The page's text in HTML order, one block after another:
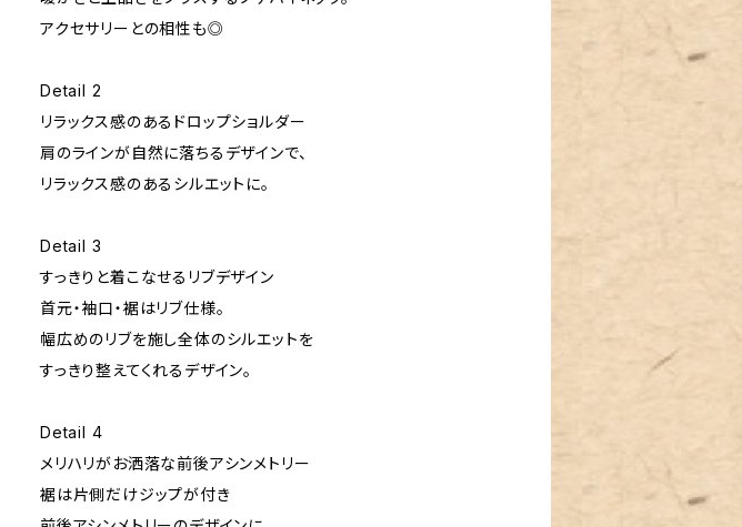
アクセサリーとの相性も◎
Detail 2
リラックス感のあるドロップショルダー
肩のラインが自然に落ちるデザインで、
リラックス感のあるシルエットに。
Detail 3
すっきりと着こなせるリブデザイン
首元・袖口・裾はリブ仕様。
幅広めのリブを施し全体のシルエットを
すっきり整えてくれるデザイン。
Detail 4
メリハリがお洒落な前後アシンメトリー
裾は片側だけジップが付き